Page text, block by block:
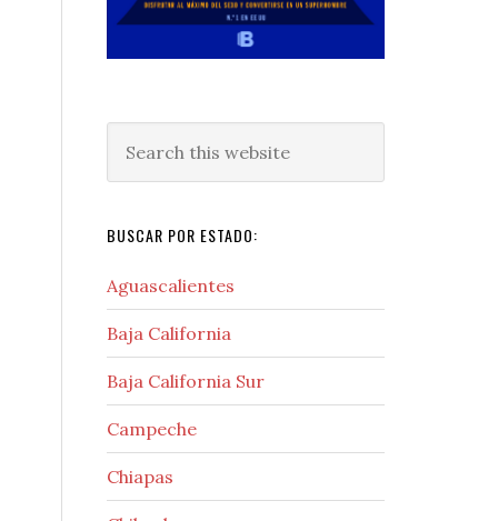
this
BUSCAR POR ESTADO:
Aguascalientes
Baja California
Baja California Sur
Campeche
Chiapas